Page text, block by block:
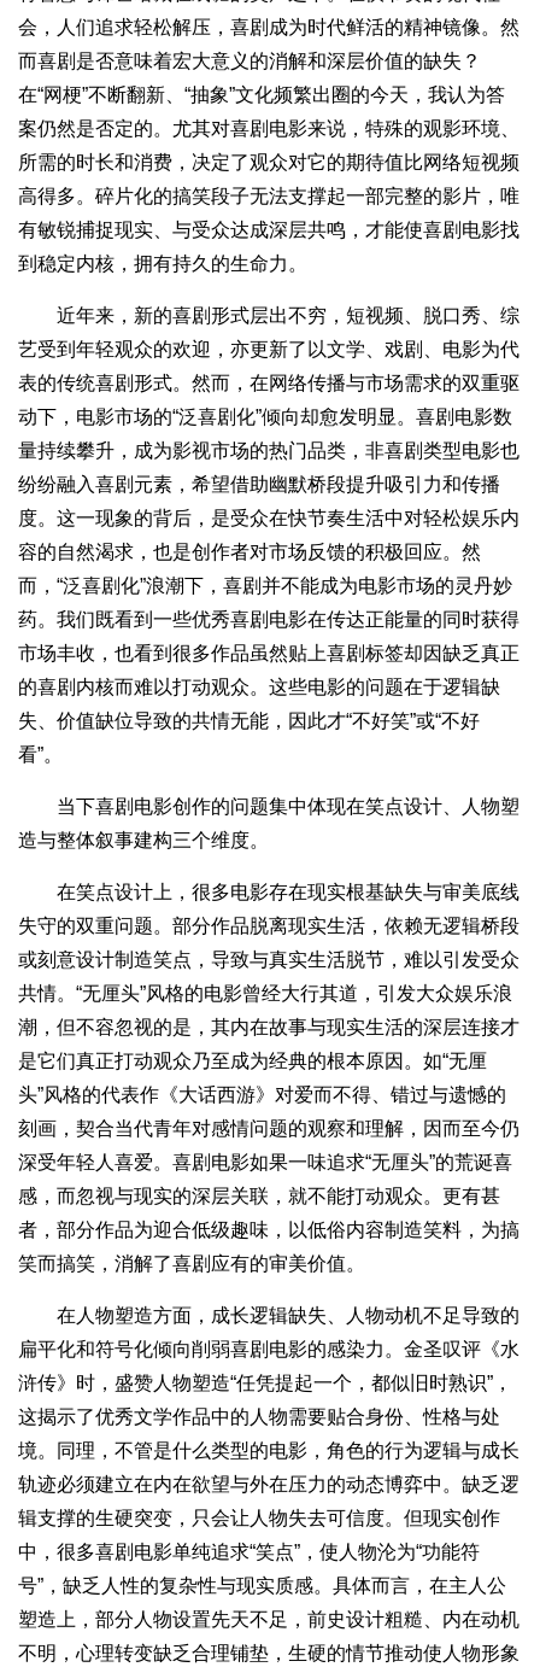
会，人们追求轻松解压，喜剧成为时代鲜活的精神镜像。然
而喜剧是否意味着宏大意义的消解和深层价值的缺失？
在“网梗”不断翻新、“抽象”文化频繁出圈的今天，我认为答
案仍然是否定的。尤其对喜剧电影来说，特殊的观影环境、
所需的时长和消费，决定了观众对它的期待值比网络短视频
高得多。碎片化的搞笑段子无法支撑起一部完整的影片，唯
有敏锐捕捉现实、与受众达成深层共鸣，才能使喜剧电影找
到稳定内核，拥有持久的生命力。
近年来，新的喜剧形式层出不穷，短视频、脱口秀、综
艺受到年轻观众的欢迎，亦更新了以文学、戏剧、电影为代
表的传统喜剧形式。然而，在网络传播与市场需求的双重驱
动下，电影市场的“泛喜剧化”倾向却愈发明显。喜剧电影数
量持续攀升，成为影视市场的热门品类，非喜剧类型电影也
纷纷融入喜剧元素，希望借助幽默桥段提升吸引力和传播
度。这一现象的背后，是受众在快节奏生活中对轻松娱乐内
容的自然渴求，也是创作者对市场反馈的积极回应。然
而，“泛喜剧化”浪潮下，喜剧并不能成为电影市场的灵丹妙
药。我们既看到一些优秀喜剧电影在传达正能量的同时获得
市场丰收，也看到很多作品虽然贴上喜剧标签却因缺乏真正
的喜剧内核而难以打动观众。这些电影的问题在于逻辑缺
失、价值缺位导致的共情无能，因此才“不好笑”或“不好
看”。
当下喜剧电影创作的问题集中体现在笑点设计、人物塑
造与整体叙事建构三个维度。
在笑点设计上，很多电影存在现实根基缺失与审美底线
失守的双重问题。部分作品脱离现实生活，依赖无逻辑桥段
或刻意设计制造笑点，导致与真实生活脱节，难以引发受众
共情。“无厘头”风格的电影曾经大行其道，引发大众娱乐浪
潮，但不容忽视的是，其内在故事与现实生活的深层连接才
是它们真正打动观众乃至成为经典的根本原因。如“无厘
头”风格的代表作《大话西游》对爱而不得、错过与遗憾的
刻画，契合当代青年对感情问题的观察和理解，因而至今仍
深受年轻人喜爱。喜剧电影如果一味追求“无厘头”的荒诞喜
感，而忽视与现实的深层关联，就不能打动观众。更有甚
者，部分作品为迎合低级趣味，以低俗内容制造笑料，为搞
笑而搞笑，消解了喜剧应有的审美价值。
在人物塑造方面，成长逻辑缺失、人物动机不足导致的
扁平化和符号化倾向削弱喜剧电影的感染力。金圣叹评《水
浒传》时，盛赞人物塑造“任凭提起一个，都似旧时熟识”，
这揭示了优秀文学作品中的人物需要贴合身份、性格与处
境。同理，不管是什么类型的电影，角色的行为逻辑与成长
轨迹必须建立在内在欲望与外在压力的动态博弈中。缺乏逻
辑支撑的生硬突变，只会让人物失去可信度。但现实创作
中，很多喜剧电影单纯追求“笑点”，使人物沦为“功能符
号”，缺乏人性的复杂性与现实质感。具体而言，在主人公
塑造上，部分人物设置先天不足，前史设计粗糙、内在动机
不明，心理转变缺乏合理铺垫，生硬的情节推动使人物形象